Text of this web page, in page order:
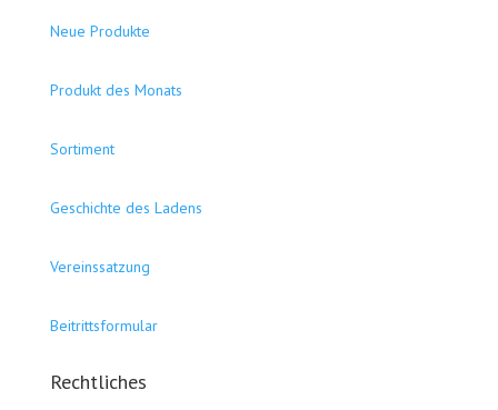
Neue Produkte
Produkt des Monats
Sortiment
Geschichte des Ladens
Vereinssatzung
Beitrittsformular
Rechtliches